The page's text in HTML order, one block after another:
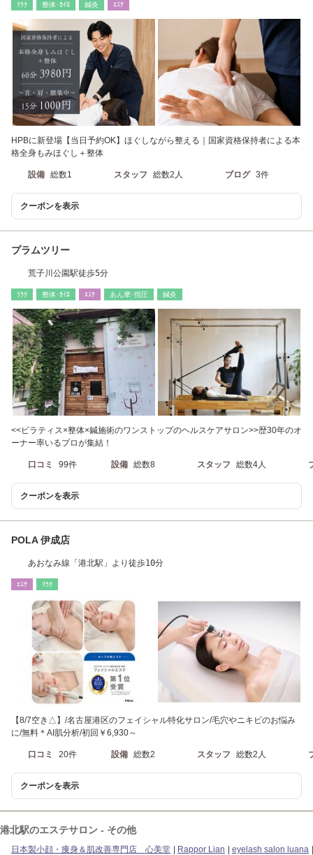
ﾘﾗｸ 整体･ｶｲﾛ 鍼灸 ｴｽﾃ
HPBに新登場【当日予約OK】ほぐしながら整える｜国家資格保持者による本
格全身もみほぐし＋整体
設備 総数1 スタッフ 総数2人 ブログ 3件
クーポンを表示
プラムツリー
荒子川公園駅徒歩5分
ﾘﾗｸ 整体･ｶｲﾛ ｴｽﾃ あん摩･指圧 鍼灸
<<ピラティス×整体×鍼施術のワンストップのヘルスケアサロン>>歴30年のオ
ーナー率いるプロが集結！
口コミ 99件 設備 総数8 スタッフ 総数4人
クーポンを表示
POLA 伊成店
あおなみ線「港北駅」より徒歩10分
ｴｽﾃ ﾘﾗｸ
【8/7空き△】/名古屋港区のフェイシャル特化サロン/毛穴やニキビのお悩み
に/無料＊AI肌分析/初回￥6,930～
口コミ 20件 設備 総数2 スタッフ 総数2人
クーポンを表示
港北駅のエステサロン - その他
日本製小顔・痩身＆肌改善専門店 心美堂 Rappor Lian eyelash salon luana